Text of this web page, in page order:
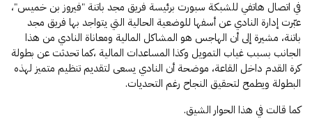
في اتصال هاتفي للشبكة سبورت برئيسة فريق مجد باتنة "فيروز بن خميس"،
عبّرت إدارة النادي عن أسفها للوضعية الحالية التي يتواجد بها فريق مجد
باتنة، مشيرة إلى أن الهاجس هو المشاكل المالية ومعاناة النادي من هذا
الجانب بسبب غياب التمويل وكذا المساعدات المالية ،كما تحدثت عن بطولة
كرة القدم داخل القاعة، موضحة أن النادي يسعى لتقديم تنظيم متميز لهذه
البطولة ويطمح لتحقيق النجاح رغم التحديات.
كما قالت في هذا الحوار الشيق.